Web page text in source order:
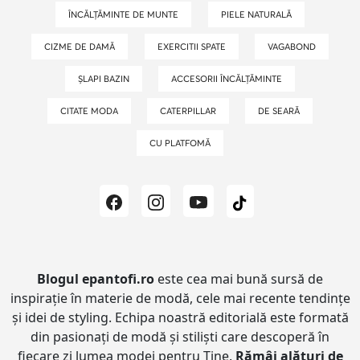
ÎNCĂLȚĂMINTE DE MUNTE PIELE NATURALĂ
CIZME DE DAMĂ EXERCITII SPATE VAGABOND
ȘLAPI BAZIN ACCESORII ÎNCĂLȚĂMINTE
CITATE MODA CATERPILLAR DE SEARĂ
CU PLATFOMĂ
Blogul epantofi.ro este cea mai bună sursă de
inspirație în materie de modă, cele mai recente tendințe
și idei de styling. Echipa noastră editorială este formată
din pasionați de modă și stiliști care descoperă în
fiecare zi lumea modei pentru Tine. Rămâi alături de